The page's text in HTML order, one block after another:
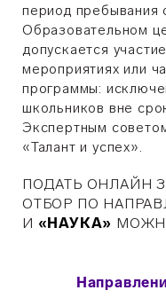
период пребывания
Образовательном
допускается
мероприятиях или
программы:
школьников вне
Экспертным
«Талант и успех».
ПОДАТЬ ОНЛАЙН
ОТБОР ПО
И «НАУКА»